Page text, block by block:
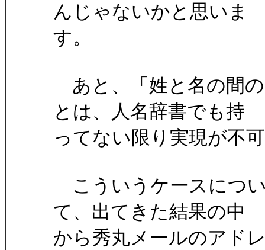
んじゃないかと思いま
す。
あと、「姓と名の間
とは、人名辞書でも持
ってない限り実現が不
こういうケースにつ
て、出てきた結果の中
から秀丸メールのアド